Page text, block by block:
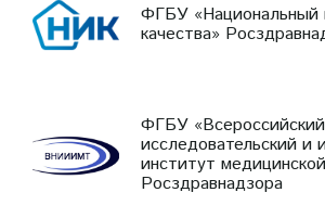
ФГБУ «Национальный
качества»
ФГБУ
исследовательский и
институт
Росздравнадзора